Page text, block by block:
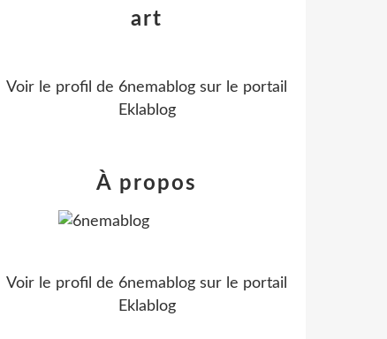
art
Voir le profil de 6nemablog sur le portail
Eklablog
À propos
Voir le profil de 6nemablog sur le portail
Eklablog